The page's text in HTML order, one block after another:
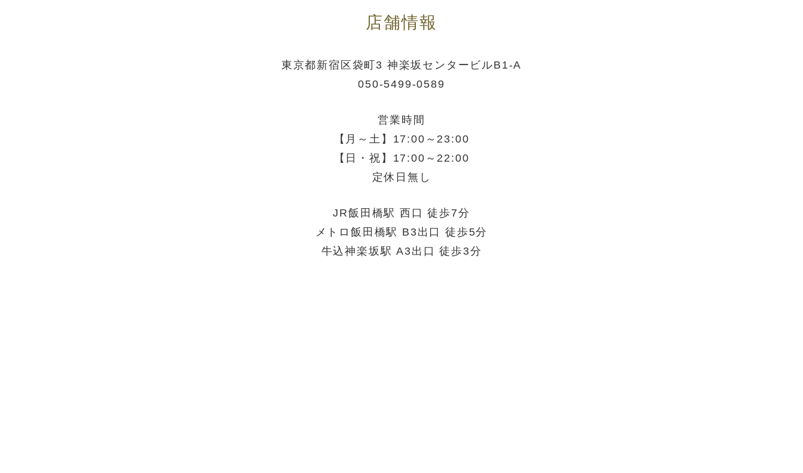
店舗情報
東京都新宿区袋町3 神楽坂センタービルB1-A
050-5499-0589
営業時間
【月～土】17:00～23:00
【日・祝】17:00～22:00
定休日無し
JR飯田橋駅 西口 徒歩7分
メトロ飯田橋駅 B3出口 徒歩5分
牛込神楽坂駅 A3出口 徒歩3分